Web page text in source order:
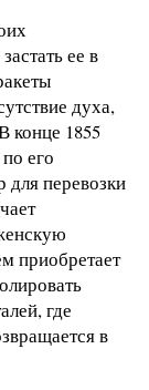
ее в
духа,
конце 1855
его
для перевозки
приобретает
где
в